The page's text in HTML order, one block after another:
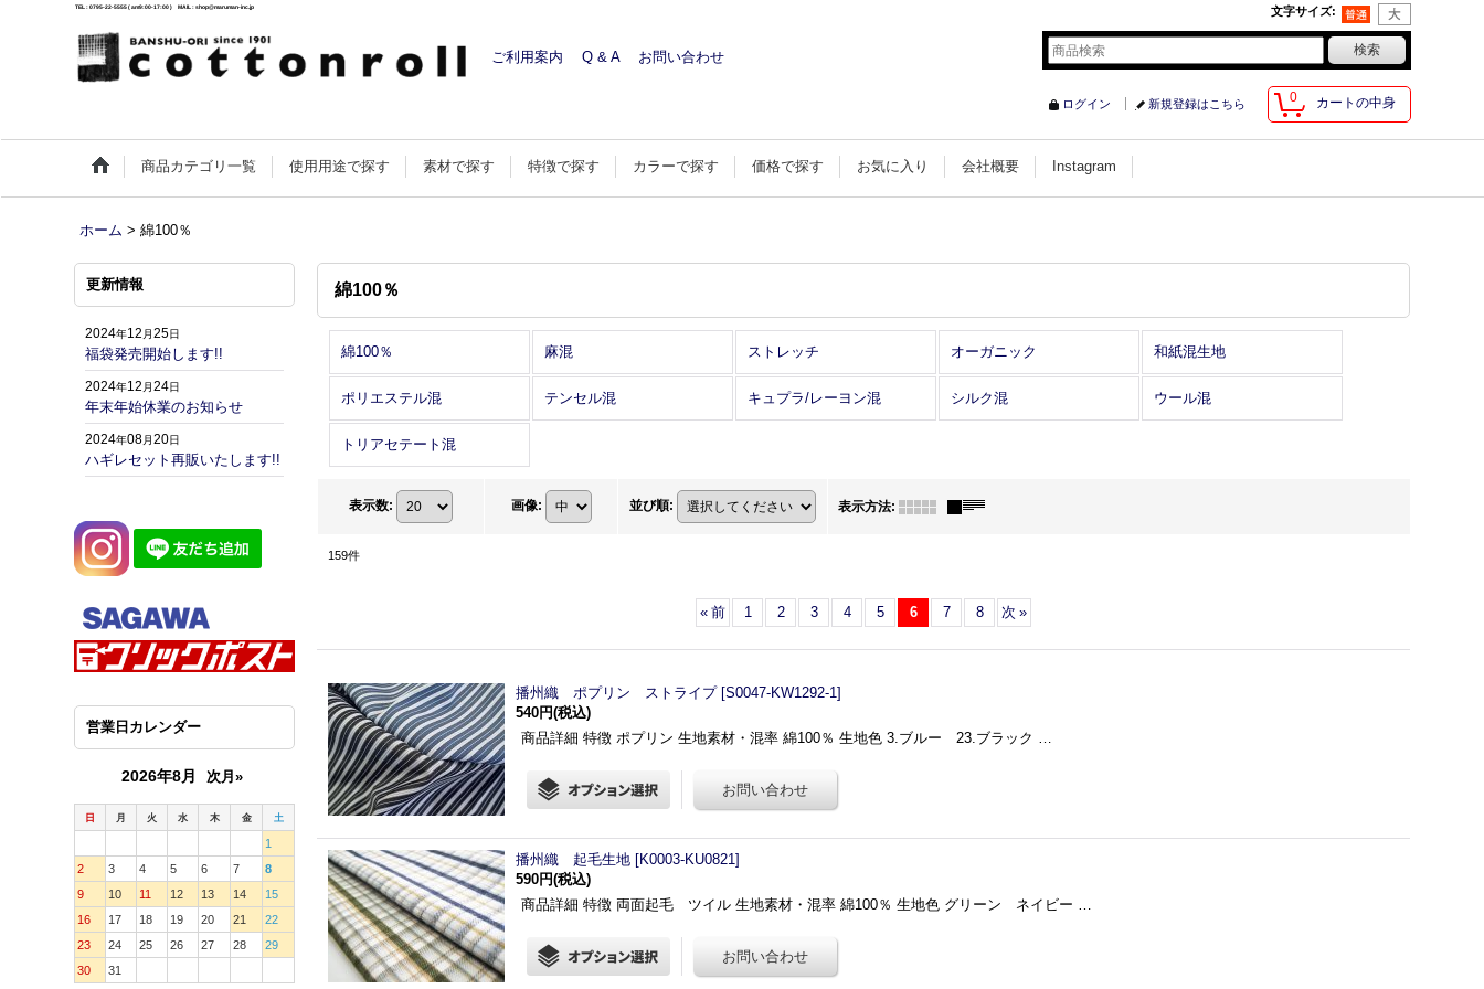
TEL : 0795-22-5555 ( am9:00-17:00 ) MAIL : shop@maruman-inc.jp 文字サイズ:
ご利用案内 Q & A お問い合わせ
0 カートの中身
ログイン 新規登録はこちら
商品カテゴリ一覧 使用用途で探す 素材で探す 特徴で探す カラーで探す 価格で探す お気に入り 会社概要 Instagram
ホーム > 綿100％
更新情報
2024年12 月25日
福袋発売開始します!!
2024年12 月24日
年末年始休業のお知らせ
2024年08月20日
ハギレセット再販いたします!!
営業日カレンダー
2026年8月 次月»
日 月 火 水 木 金 土
1
2
3 4 5 6 7
8
9
10 11 12 13 14
15
16
17 18 19 20 21
22
23
24 25 26 27 28
29
30
31
綿100％
綿100％ 麻混 ストレッチ オーガニック 和紙混生地
ポリエステル混 テンセル混 キュプラ/レーヨン混 シルク混 ウール混
トリアセテート混
表示数: 画像: 並び順: 表示方法:
159件
« 前 1 2 3 4 5 6 7 8 次 »
播州織 ポプリン ストライプ [S0047-KW1292-1]
540円(税込)
商品詳細 特徴 ポプリン 生地素材・混率 綿100％ 生地色 3.ブルー 23.ブラック …
播州織 起毛生地 [K0003-KU0821]
590円(税込)
商品詳細 特徴 両面起毛 ツイル 生地素材・混率 綿100％ 生地色 グリーン ネイビー …